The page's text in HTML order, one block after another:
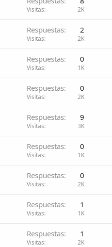
Visitas 2K
Respuestas 2
Visitas 2K
Respuestas 0
Visitas 1K
Respuestas 0
Visitas 2K
Respuestas 9
Visitas 3K
Respuestas 0
Visitas 1K
Respuestas 0
Visitas 2K
Respuestas 1
Visitas 1K
Respuestas 1
Visitas 2K